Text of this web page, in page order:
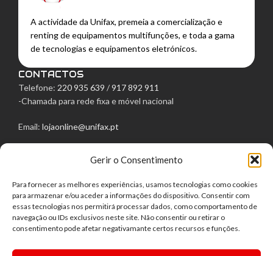
Gerir o Consentimento
Para fornecer as melhores experiências, usamos tecnologias como cookies
para armazenar e/ou aceder a informações do dispositivo. Consentir com
essas tecnologias nos permitirá processar dados, como comportamento de
navegação ou IDs exclusivos neste site. Não consentir ou retirar o
consentimento pode afetar negativamante certos recursos e funções.
A actividade da Unifax, premeia a comercialização e
renting de equipamentos multifunções, e toda a gama
de tecnologias e equipamentos eletrónicos.
CONTACTOS
Telefone: 220 935 639 /917 892 911
-Chamada para rede fixa e móvel nacional
Email: lojaonline@unifax.pt
LINKS ÚTEIS
Política de Privacidade
Política de Cookies
Termos e Condições
Direito de livre resolução